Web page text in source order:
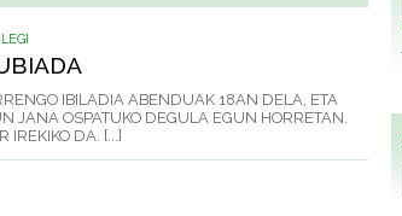
IBILADIA ABENDUAK 18AN DELA, ETA
JANA OSPATUKO DEGULA EGUN HORRETAN.
IREKIKO DA. [...]